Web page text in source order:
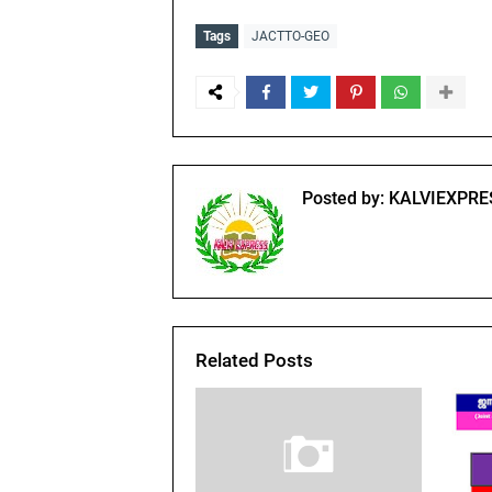
Tags JACTTO-GEO
Posted by:
Related Posts